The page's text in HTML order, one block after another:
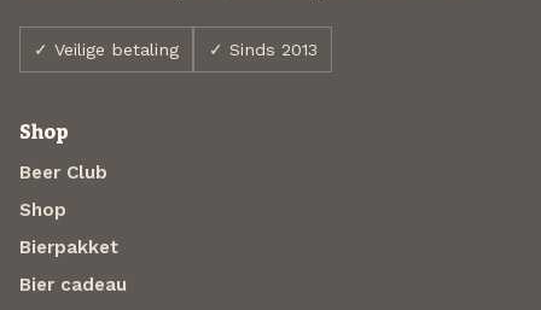
✓ Veilige betaling ✓ Sinds 2013
Shop
Beer Club
Shop
Bierpakket
Bier cadeau